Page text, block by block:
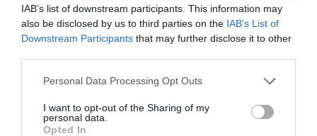
IAB’s list of downstream participants. This information may
also be disclosed by us to third parties on the IAB’s List of
Downstream Participants that may further disclose it to other
Personal Data Processing Opt Outs
I want to opt-out of the Sharing of my
personal data.
Opted In